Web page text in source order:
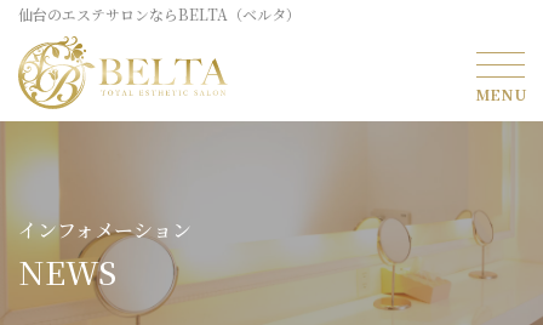
仙台のエステサロンならBELTA（ベルタ）
インフォメーション
NEWS